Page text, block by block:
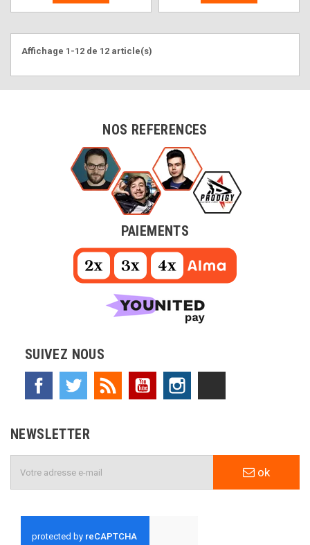
Affichage 1-12 de 12 article(s)
NOS REFERENCES
PAIEMENTS
SUIVEZ NOUS
Facebook Twitter Rss YouTube
NEWSLETTER
ok